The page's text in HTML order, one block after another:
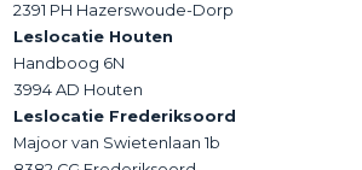
2391 PH Hazerswoude-Dorp
Leslocatie Houten
Handboog 6N
3994 AD Houten
Leslocatie Frederiksoord
Majoor van Swietenlaan 1b